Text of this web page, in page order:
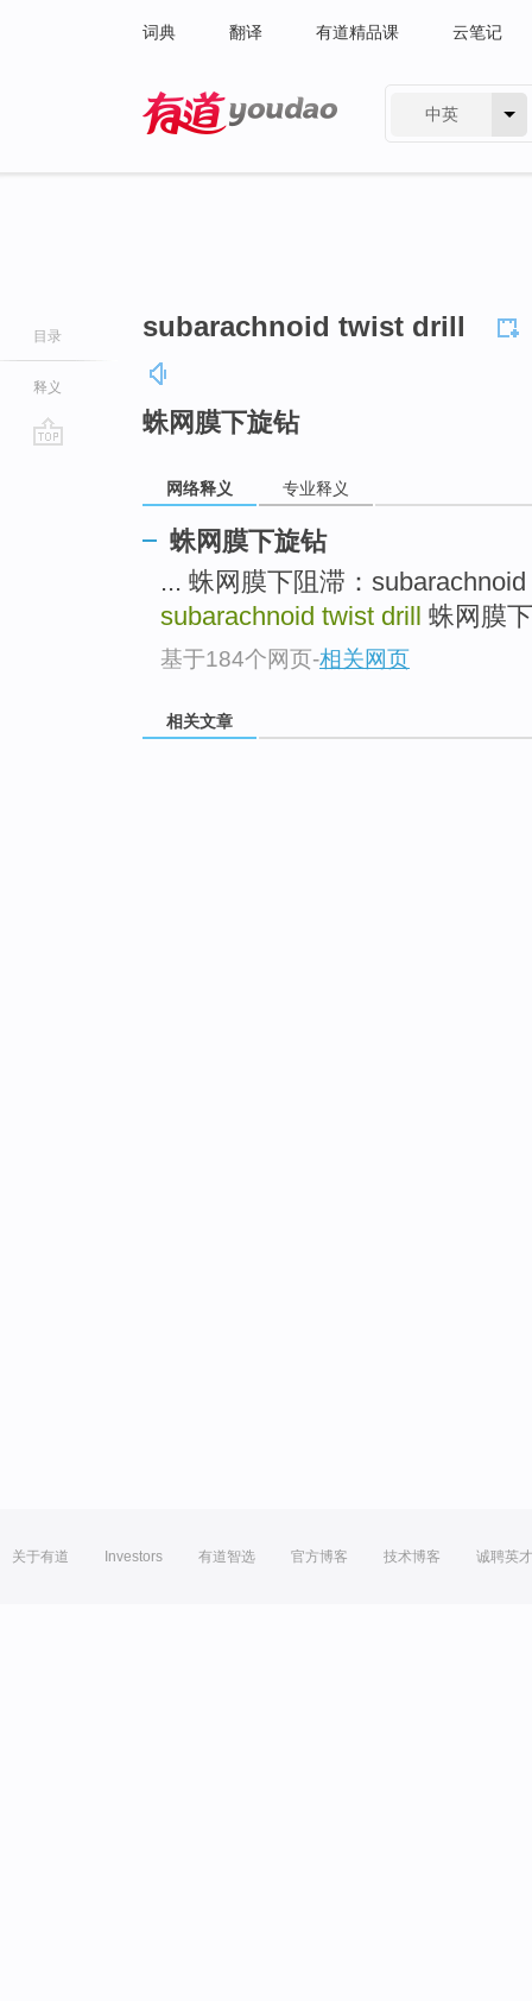
词典 翻译 有道精品课 云笔记
中英
目录
释义
subarachnoid twist drill
蛛网膜下旋钻
网络释义 专业释义
蛛网膜下旋钻
... 蛛网膜下阻滞：
subarachnoid twist drill
蛛网膜
基于184个网页-相关网页
相关文章
关于有道 Investors 有道智选 官方博客 技术博客 诚聘英才